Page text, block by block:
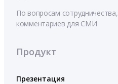
По вопросам сотрудничества,
комментариев для СМИ
Продукт
Презентация